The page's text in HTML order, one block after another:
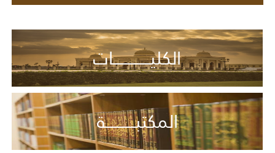
الكليـــــــــــــــات
المكتبــــــــــــة